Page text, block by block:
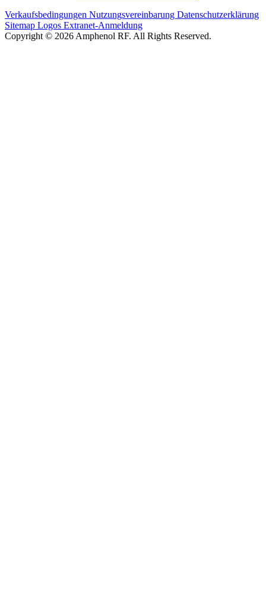
Verkaufsbedingungen Nutzungsvereinbarung Datenschutzerklärung
Sitemap Logos Extranet-Anmeldung
Copyright © 2026 Amphenol RF. All Rights Reserved.